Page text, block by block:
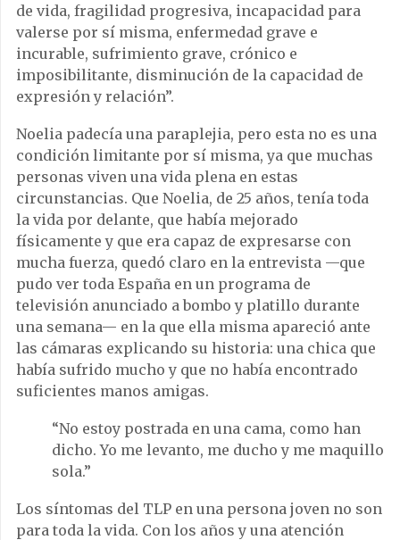
de vida, fragilidad progresiva, incapacidad para
valerse por sí misma, enfermedad grave e
incurable, sufrimiento grave, crónico e
imposibilitante, disminución de la capacidad de
expresión y relación”.
Noelia padecía una paraplejia, pero esta no es una
condición limitante por sí misma, ya que muchas
personas viven una vida plena en estas
circunstancias. Que Noelia, de 25 años, tenía toda
la vida por delante, que había mejorado
físicamente y que era capaz de expresarse con
mucha fuerza, quedó claro en la entrevista —que
pudo ver toda España en un programa de
televisión anunciado a bombo y platillo durante
una semana— en la que ella misma apareció ante
las cámaras explicando su historia: una chica que
había sufrido mucho y que no había encontrado
suficientes manos amigas.
“No estoy postrada en una cama, como han
dicho. Yo me levanto, me ducho y me maquillo
sola.”
Los síntomas del TLP en una persona joven no son
para toda la vida. Con los años y una atención